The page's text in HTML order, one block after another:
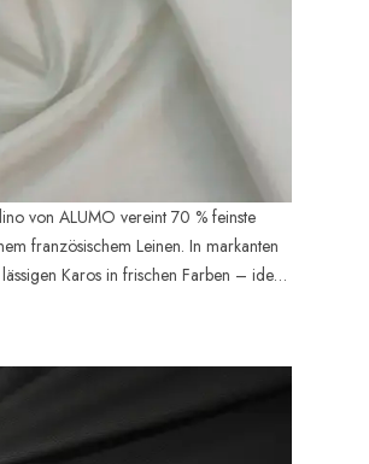
französischem Leinen. In markanten
Karos in frischen Farben – ideal